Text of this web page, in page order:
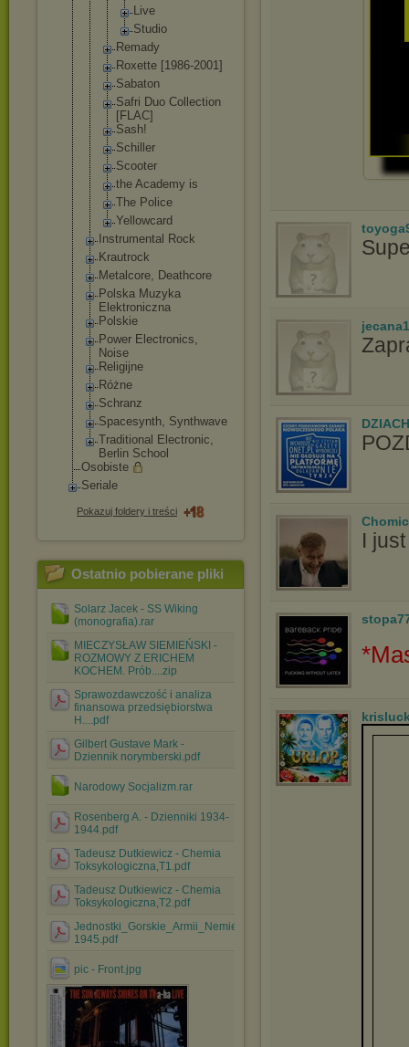
Live
Studio
Remady
Roxette [1986-2001]
Sabaton
Safri Duo Collection
[FLAC]
Sash!
Schiller
Scooter
the Academy is
The Police
Yellowcard
Instrumental Rock
Krautrock
Metalcore, Deathcore
Polska Muzyka
Elektroniczna
Polskie
Power Electronics,
Noise
Religijne
Różne
Schranz
Spacesynth, Synthwave
Traditional Electronic,
Berlin School
Osobiste
Seriale
Pokazuj foldery i treści
Ostatnio pobierane pliki
Solarz Jacek - SS Wiking
(monografia).rar
MIECZYSŁAW SIEMIEŃSKI -
ROZMOWY Z ERICHEM
KOCHEM. Prób....zip
Sprawozdawczość i analiza
finansowa przedsiębiorstwa
H....pdf
Gilbert Gustave Mark -
Dziennik norymberski.pdf
Narodowy Socjalizm.rar
Rosenberg A. - Dzienniki 1934-
1944.pdf
Tadeusz Dutkiewicz - Chemia
Toksykologiczna,T1.pdf
Tadeusz Dutkiewicz - Chemia
Toksykologiczna,T2.pdf
Jednostki_Gorskie_Armii_Nemieckej_1933-
1945.pdf
pic - Front.jpg
I